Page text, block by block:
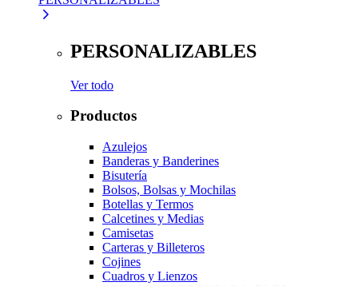
PERSONALIZABLES
Ver todo
Productos
Azulejos
Banderas y Banderines
Bisutería
Bolsos, Bolsas y Mochilas
Botellas y Termos
Calcetines y Medias
Camisetas
Carteras y Billeteros
Cojines
Cuadros y Lienzos